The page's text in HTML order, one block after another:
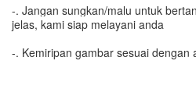
-. Jangan sungkan/malu untuk
jelas, kami siap melayani anda
-. Kemiripan gambar sesuai dengan